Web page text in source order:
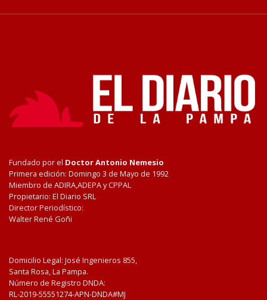
Fundado por el Doctor Antonio Nemesio
Primera edición: Domingo 3 de Mayo de 1992
Miembro de ADIRA,ADEPA y CPPAL
Propietario: El Diario SRL
Director Periodístico:
Walter René Goñi
Domicilio Legal: José Ingenieros 855,
Santa Rosa, La Pampa.
Número de Registro DNDA:
RL-2019-55551274-APN-DNDA#MJ